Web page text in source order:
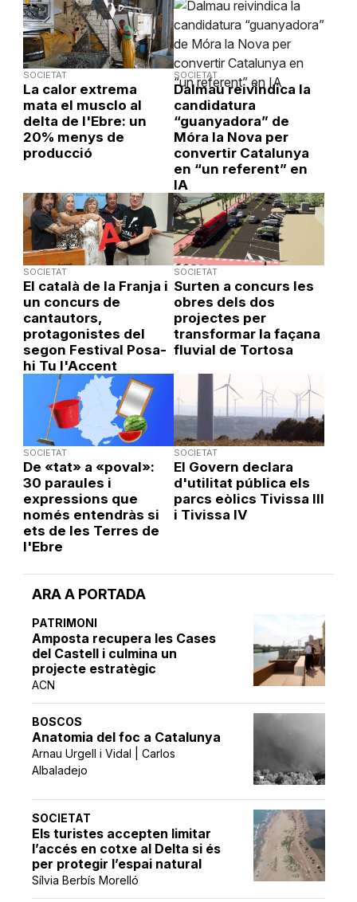
ARA A PORTADA
PATRIMONI
Amposta recupera les Cases
del Castell i culmina un
projecte estratègic
ACN
BOSCOS
Anatomia del foc a Catalunya
Arnau Urgell i Vidal | Carlos
Albaladejo
SOCIETAT
Els turistes accepten limitar
l’accés en cotxe al Delta si és
per protegir l’espai natural
Sílvia Berbís Morelló
SOCIETAT
La calor extrema
mata el musclo al
delta de l'Ebre: un
20% menys de
producció
SOCIETAT
Dalmau reivindica la
candidatura
“guanyadora” de
Móra la Nova per
convertir Catalunya
en “un referent” en
IA
SOCIETAT
El català de la Franja i
un concurs de
cantautors,
protagonistes del
segon Festival Posa-
hi Tu l'Accent
SOCIETAT
Surten a concurs les
obres dels dos
projectes per
transformar la façana
fluvial de Tortosa
SOCIETAT
De «tat» a «poval»:
30 paraules i
expressions que
només entendràs si
ets de les Terres de
l'Ebre
SOCIETAT
El Govern declara
d'utilitat pública els
parcs eòlics Tivissa III
i Tivissa IV